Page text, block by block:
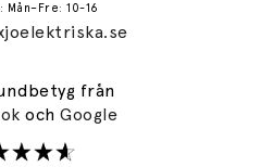
Mån–Fre: 10-16
från
ochGoogle